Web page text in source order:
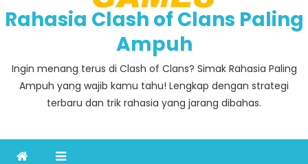
Rahasia Clash of Clans Paling
Ampuh
Ingin menang terus di Clash of Clans? Simak Rahasia Paling
Ampuh yang wajib kamu tahu! Lengkap dengan strategi
terbaru dan trik rahasia yang jarang dibahas.